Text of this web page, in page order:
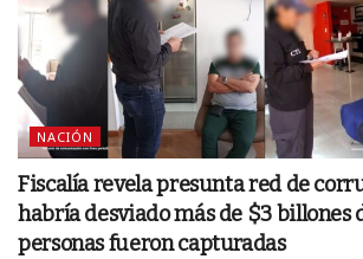
NACIÓN
Fiscalía revela presunta red de
habría desviado más de $3 billones
personas fueron capturadas